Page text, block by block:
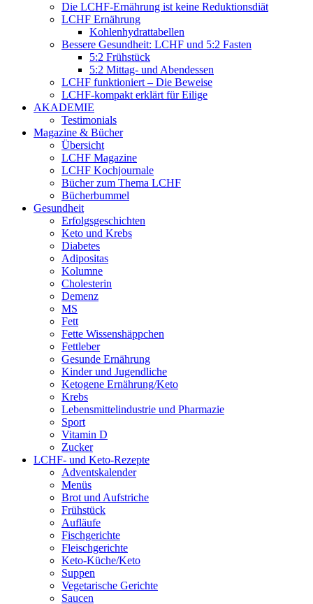
Die LCHF-Ernährung ist keine Reduktionsdiät
LCHF Ernährung
Kohlenhydrattabellen
Bessere Gesundheit: LCHF und 5:2 Fasten
5:2 Frühstück
5:2 Mittag- und Abendessen
LCHF funktioniert – Die Beweise
LCHF-kompakt erklärt für Eilige
AKADEMIE
Testimonials
Magazine & Bücher
Übersicht
LCHF Magazine
LCHF Kochjournale
Bücher zum Thema LCHF
Bücherbummel
Gesundheit
Erfolgsgeschichten
Keto und Krebs
Diabetes
Adipositas
Kolumne
Cholesterin
Demenz
MS
Fett
Fette Wissenshäppchen
Fettleber
Gesunde Ernährung
Kinder und Jugendliche
Ketogene Ernährung/Keto
Krebs
Lebensmittelindustrie und Pharmazie
Sport
Vitamin D
Zucker
LCHF- und Keto-Rezepte
Adventskalender
Menüs
Brot und Aufstriche
Frühstück
Aufläufe
Fischgerichte
Fleischgerichte
Keto-Küche/Keto
Suppen
Vegetarische Gerichte
Saucen